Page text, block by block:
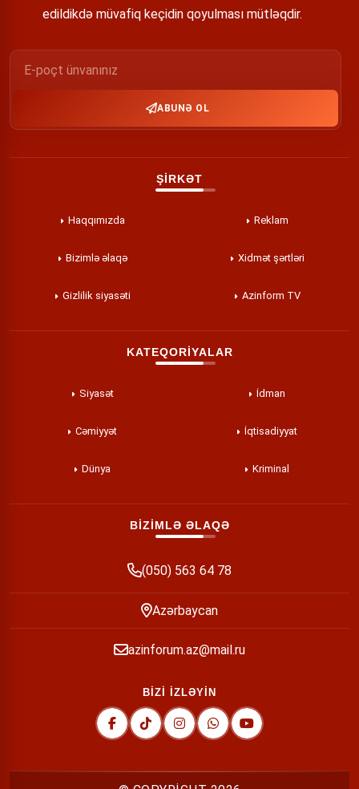
edildikdə müvafiq keçidin qoyulması mütləqdir.
ABUNƏ OL
ŞİRKƏT
Haqqımızda Reklam
Bizimlə əlaqə Xidmət şərtləri
Gizlilik siyasəti Azinform TV
KATEQORİYALAR
Siyasət İdman
Cəmiyyət İqtisadiyyat
Dünya Kriminal
BİZİMLƏ ƏLAQƏ
(050) 563 64 78
Azərbaycan
azinforum.az@mail.ru
BİZİ İZLƏYİN